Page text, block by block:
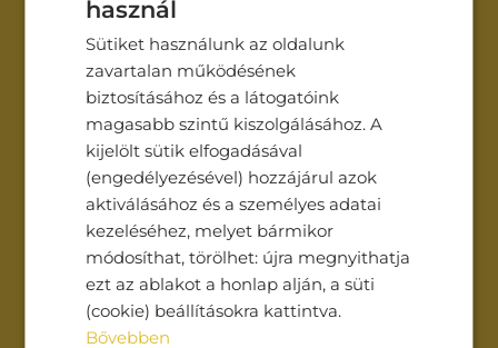
Üzenet*
Azadatvédelmi tájékoztatót
elolvastam és elfogadom.
használ
Sütiket használunk az oldalunk
zavartalan működésének
biztosításához és a látogatóink
magasabb szintű kiszolgálásához. A
kijelölt sütik elfogadásával
(engedélyezésével) hozzájárul azok
aktiválásához és a személyes adatai
kezeléséhez, melyet bármikor
módosíthat, törölhet: újra megnyithatja
ezt az ablakot a honlap alján, a süti
(cookie) beállításokra kattintva.
Bővebben